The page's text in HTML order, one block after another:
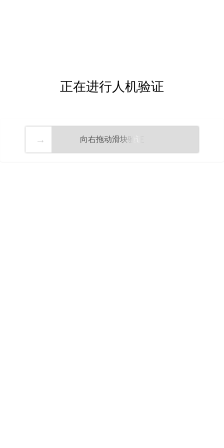
正在进行人机验证
向右拖动滑块验证